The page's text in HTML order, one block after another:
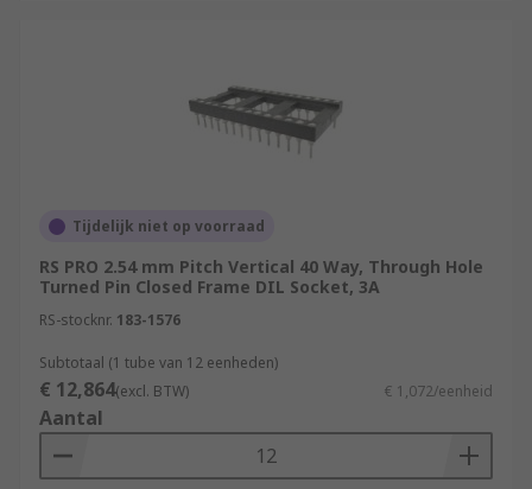
Tijdelijk niet op voorraad
RS PRO 2.54 mm Pitch Vertical 40 Way, Through Hole
Turned Pin Closed Frame DIL Socket, 3A
RS-stocknr. 183-1576
Subtotaal (1 tube van 12 eenheden)
€ 12,864(excl. BTW) € 1,072/eenheid
Aantal